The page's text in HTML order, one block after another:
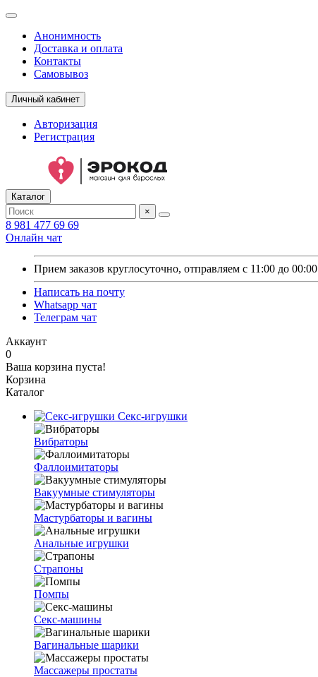
Анонимность
Доставка и оплата
Контакты
Самовывоз
Личный кабинет
Авторизация
Регистрация
Каталог
×
8 981 477 69 69
Онлайн чат
Прием заказов круглосуточно, отправляем с 11:00 до 00:00
Написать на почту
Whatsapp чат
Телеграм чат
Аккаунт
0
Ваша корзина пуста!
Корзина
Каталог
Секс-игрушки
Вибраторы
Фаллоимитаторы
Вакуумные стимуляторы
Мастурбаторы и вагины
Анальные игрушки
Страпоны
Помпы
Секс-машины
Вагинальные шарики
Массажеры простаты